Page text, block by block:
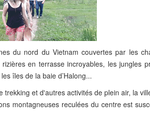
du nord du Vietnam couvertes par les
en terrasse incroyables, les jungles
îles de la baie d’Halong...
et d'autres activités de plein air, la
montagneuses reculées du centre est